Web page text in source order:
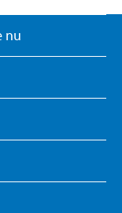
nu